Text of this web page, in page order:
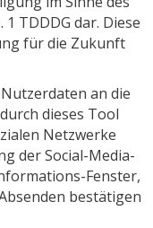
1 TDDDG dar. Diese
für die Zukunft
an die
dieses Tool
Netzwerke
der Social-Media-
Fenster,
bestätigen